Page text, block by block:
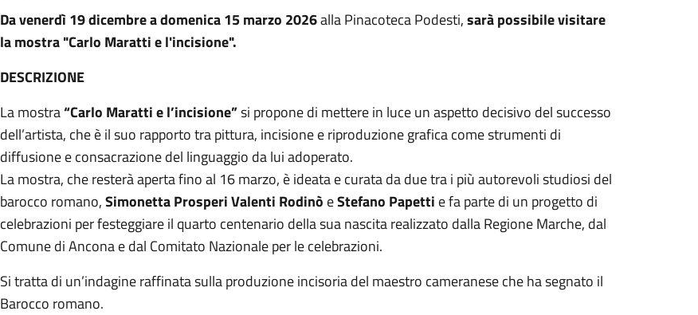
Da venerdì 19 dicembre a domenica 15 marzo 2026alla Pinacoteca Podesti,sarà possibile visitare
la mostra "Carlo Maratti e l'incisione".
DESCRIZIONE
La mostra“Carlo Maratti e l’incisione”si propone di mettere in luce un aspetto decisivo del successo
dell’artista, che è il suo rapporto tra pittura, incisione e riproduzione grafica come strumenti di
diffusione e consacrazione del linguaggio da lui adoperato.
La mostra, che resterà aperta fino al 16 marzo, è ideata e curata da due tra i più autorevoli studiosi del
barocco romano,Simonetta Prosperi Valenti Rodinò eStefano Papetti e fa parte di un progetto di
celebrazioni per festeggiare il quarto centenario della sua nascita realizzato dalla Regione Marche, dal
Comune di Ancona e dal Comitato Nazionale per le celebrazioni.
Si tratta di un’indagine raffinata sulla produzione incisoria del maestro cameranese che ha segnato il
Barocco romano.